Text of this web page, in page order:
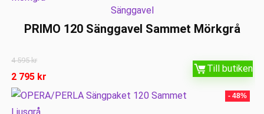
Sänggavel
PRIMO 120 Sänggavel Sammet Mörkgrå
4 595kr
2 795 kr
Till butiken
- 48%